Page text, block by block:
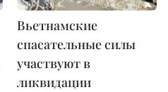
Вьетнамские
спасательные силы
участвуют в
ликвидации